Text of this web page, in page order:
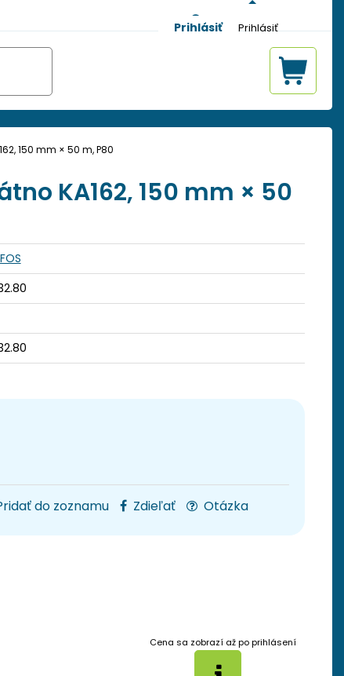
Prihlásiť
150 mm × 50 m, P80
do zoznamu Zdieľať Otázka
KA162, 150 mm × 50